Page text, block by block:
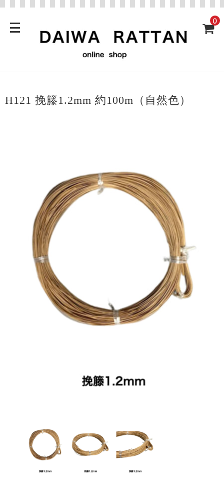
0
H121 挽籐1.2mm 約100m（自然色）